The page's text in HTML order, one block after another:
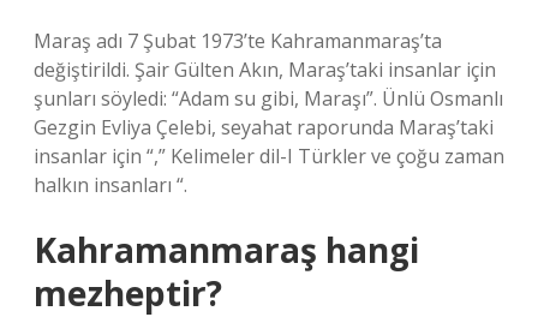
Maraş adı 7 Şubat 1973’te Kahramanmaraş’ta
değiştirildi. Şair Gülten Akın, Maraş’taki insanlar için
şunları söyledi: “Adam su gibi, Maraşı”. Ünlü Osmanlı
Gezgin Evliya Çelebi, seyahat raporunda Maraş’taki
insanlar için “,” Kelimeler dil-I Türkler ve çoğu zaman
halkın insanları “.
Kahramanmaraş hangi
mezheptir?